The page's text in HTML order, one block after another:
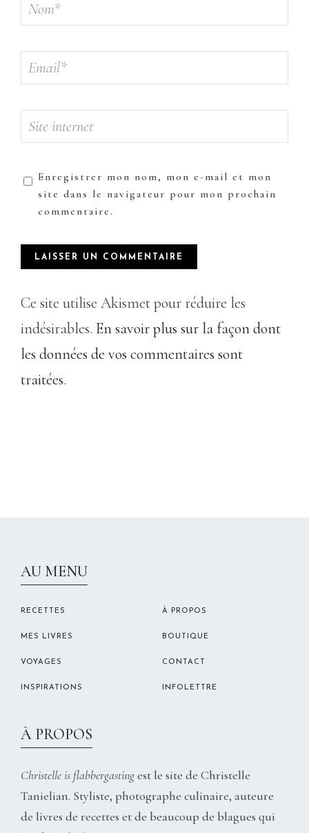
Enregistrer mon nom, mon e-mail et mon
site dans le navigateur pour mon prochain
commentaire.
Ce site utilise Akismet pour réduire les
indésirables. En savoir plus sur la façon dont
les données de vos commentaires sont
traitées.
AU MENU
RECETTES
MES LIVRES
VOYAGES
INSPIRATIONS
À PROPOS
BOUTIQUE
CONTACT
INFOLETTRE
À PROPOS
Christelle is flabbergastingest le site de Christelle
Tanielian. Styliste, photographe culinaire, auteure
de livres de recettes et de beaucoup de blagues qui